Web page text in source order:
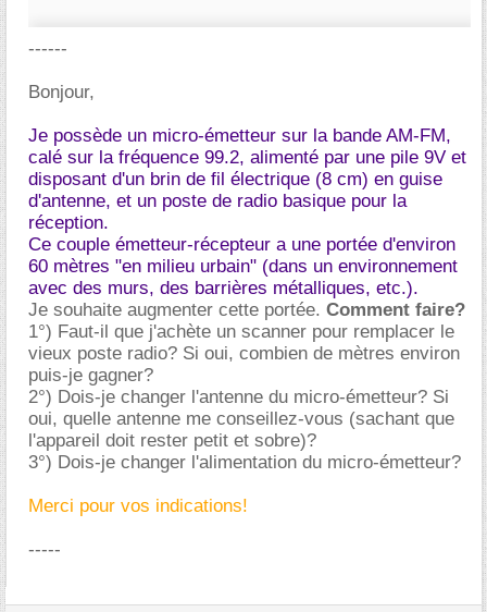
------
Bonjour,
Je possède un micro-émetteur sur la bande AM-FM,
calé sur la fréquence 99.2, alimenté par une pile 9V et
disposant d'un brin de fil électrique (8 cm) en guise
d'antenne, et un poste de radio basique pour la
réception.
Ce couple émetteur-récepteur a une portée d'environ
60 mètres "en milieu urbain" (dans un environnement
avec des murs, des barrières métalliques, etc.).
Je souhaite augmenter cette portée. Comment faire?
1°) Faut-il que j'achète un scanner pour remplacer le
vieux poste radio? Si oui, combien de mètres environ
puis-je gagner?
2°) Dois-je changer l'antenne du micro-émetteur? Si
oui, quelle antenne me conseillez-vous (sachant que
l'appareil doit rester petit et sobre)?
3°) Dois-je changer l'alimentation du micro-émetteur?
Merci pour vos indications!
-----